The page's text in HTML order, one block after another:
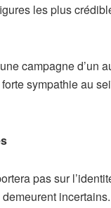
les plus
campagne d’un
sympathie au
pas sur
incertains.